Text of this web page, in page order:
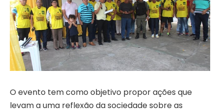
O evento tem como objetivo propor ações que
levam a uma reflexão da sociedade sobre as